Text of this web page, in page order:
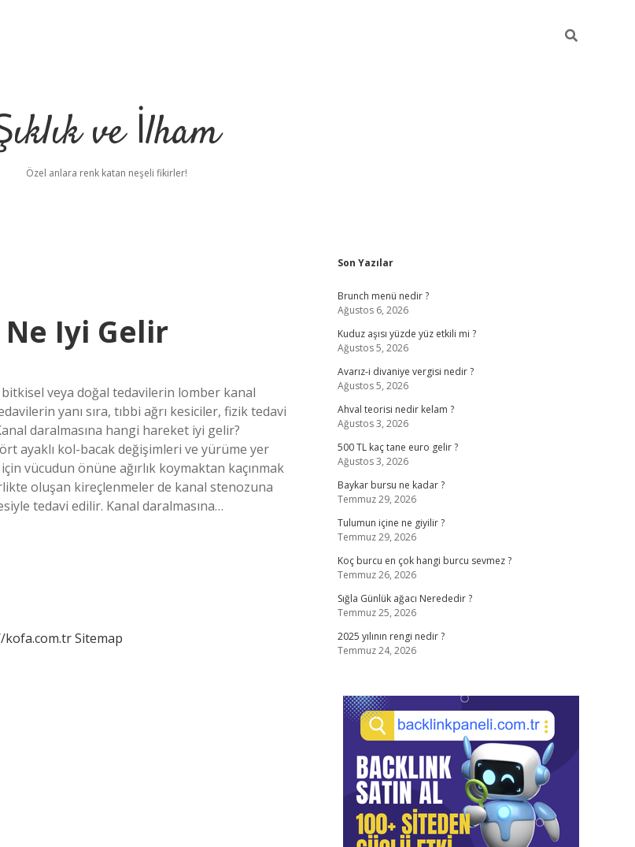
ve İlham
Özel anlara renk katan neşeli fikirler!
Iyi Gelir
veya doğal tedavilerin lomber kanal
yanı sıra, tıbbi ağrı kesiciler, fizik tedavi
daralmasına hangi hareket iyi gelir?
ayaklı kol-bacak değişimleri ve yürüme yer
vücudun önüne ağırlık koymaktan kaçınmak
oluşan kireçlenmeler de kanal stenozuna
tedavi edilir. Kanal daralmasına…
kofa.com.trSitemap
Sidebar
Son Yazılar
Brunch menü nedir ?
Ağustos 6, 2026
Kuduz aşısı yüzde yüz etkili mi ?
Ağustos 5, 2026
Avarız-i divaniye vergisi nedir ?
Ağustos 5, 2026
Ahval teorisi nedir kelam ?
Ağustos 3, 2026
500 TL kaç tane euro gelir ?
Ağustos 3, 2026
Baykar bursu ne kadar ?
Temmuz 29, 2026
Tulumun içine ne giyilir ?
Temmuz 29, 2026
Koç burcu en çok hangi burcu sevmez ?
Temmuz 26, 2026
Sığla Günlük ağacı Nerededir ?
Temmuz 25, 2026
2025 yılının rengi nedir ?
Temmuz 24, 2026